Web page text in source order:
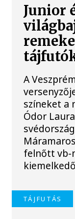
Junior
A
színeket a
Ódor
felnőtt vb-
TÁJFUTÁS